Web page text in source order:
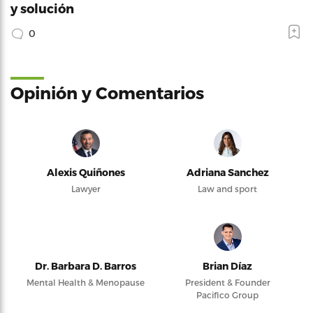
y solución
0
Opinión y Comentarios
Alexis Quiñones
Lawyer
Adriana Sanchez
Law and sport
Dr. Barbara D. Barros
Mental Health & Menopause
Brian Díaz
President & Founder
Pacifico Group